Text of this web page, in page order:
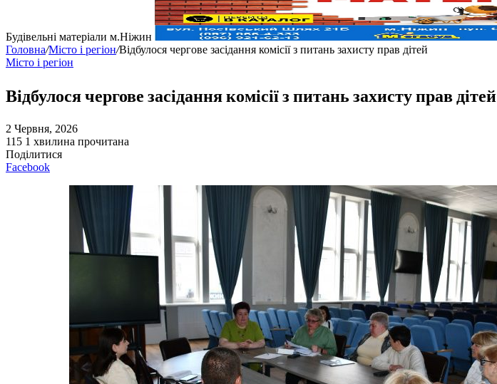
Будівельні матеріали м.Ніжин
Головна/Місто і регіон/Відбулося чергове засідання комісії з питань захисту прав дітей
Місто і регіон
Відбулося чергове засідання комісії з питань захисту прав дітей
2 Червня, 2026
115 1 хвилина прочитана
Поділитися
Facebook